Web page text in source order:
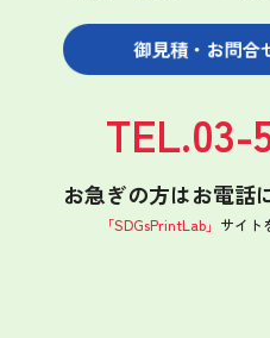
御見積・お問合
お急ぎの方はお電話
TEL.03-
「SDGsPrintLab」 サイト